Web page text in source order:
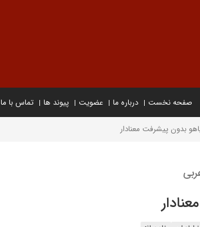
صفحه نخست درباره ما عضویت پیوند ها تماس با ما
بدون پیشرفت معنادار